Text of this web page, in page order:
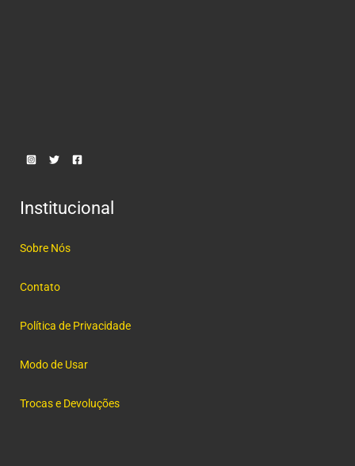
Institucional
Sobre Nós
Contato
Política de Privacidade
Modo de Usar
Trocas e Devoluções